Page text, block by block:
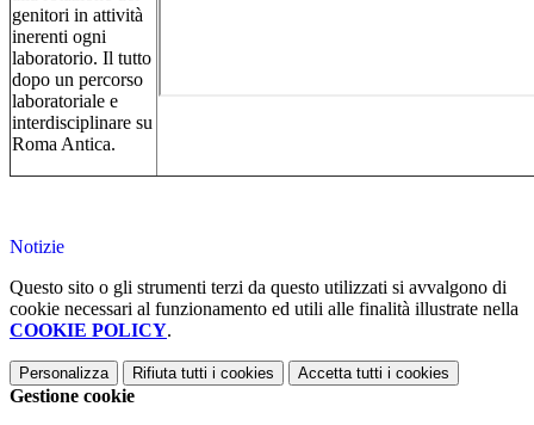
genitori in attività
inerenti ogni
laboratorio. Il tutto
dopo un percorso
laboratoriale e
interdisciplinare su
Roma Antica.
Notizie
Questo sito o gli strumenti terzi da questo utilizzati si avvalgono di
cookie necessari al funzionamento ed utili alle finalità illustrate nella
COOKIE POLICY.
Personalizza Rifiuta tutti i cookies Accetta tutti i cookies
Gestione cookie